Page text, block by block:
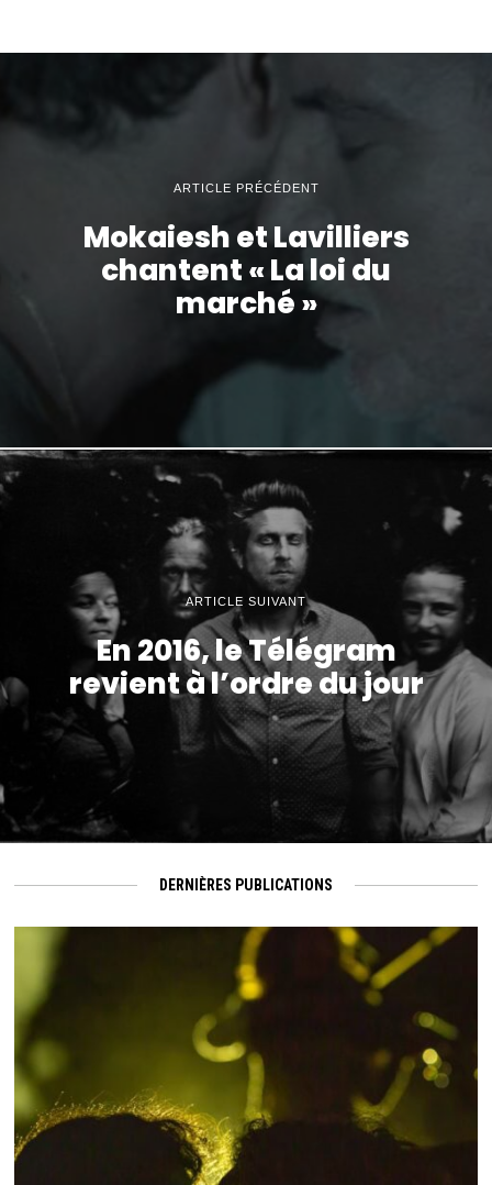
ARTICLE PRÉCÉDENT
Mokaiesh et Lavilliers
chantent « La loi du
marché »
ARTICLE SUIVANT
En 2016, le Télégram
revient à l’ordre du jour
DERNIÈRES PUBLICATIONS